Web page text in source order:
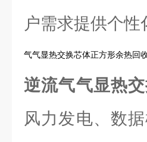
户需求提供个性
气气显热交换芯体正方形余热回
逆流气气显热
风力发电、数